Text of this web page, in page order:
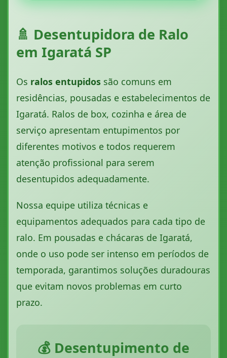
🚿 Desentupidora de Ralo
em Igaratá SP
Os ralos entupidos são comuns em
residências, pousadas e estabelecimentos de
Igaratá. Ralos de box, cozinha e área de
serviço apresentam entupimentos por
diferentes motivos e todos requerem
atenção profissional para serem
desentupidos adequadamente.
Nossa equipe utiliza técnicas e
equipamentos adequados para cada tipo de
ralo. Em pousadas e chácaras de Igaratá,
onde o uso pode ser intenso em períodos de
temporada, garantimos soluções duradouras
que evitam novos problemas em curto
prazo.
💰 Desentupimento de